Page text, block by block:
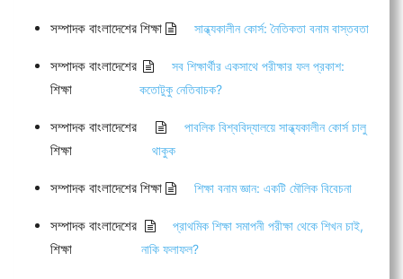
সম্পাদক বাংলাদেশের শিক্ষা সান্ধ্যকালীন কোর্স: নৈতিকতা বনাম বাস্তবতা
সম্পাদক বাংলাদেশের
শিক্ষা
সব শিক্ষার্থীর একসাথে পরীক্ষার ফল প্রকাশ:
কতোটুকু নেতিবাচক?
সম্পাদক বাংলাদেশের
শিক্ষা
পাবলিক বিশ্ববিদ্যালয়ে সান্ধ্যকালীন কোর্স চালু
থাকুক
সম্পাদক বাংলাদেশের শিক্ষা শিক্ষা বনাম জ্ঞান: একটি মৌলিক বিবেচনা
সম্পাদক বাংলাদেশের
শিক্ষা
প্রাথমিক শিক্ষা সমাপনী পরীক্ষা থেকে শিখন চাই,
নাকি ফলাফল?